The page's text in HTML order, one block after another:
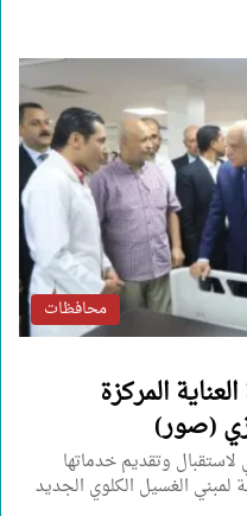
محافظات
المركزة
(صور)
وتقديم خدماتها
لمبني الغسيل الكلوي الجديد